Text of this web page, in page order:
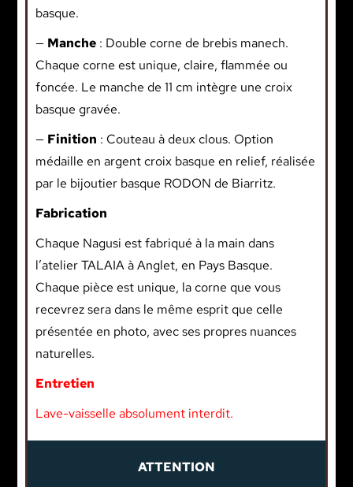
basque.
— Manche : Double corne de brebis manech.
Chaque corne est unique, claire, flammée ou
foncée. Le manche de 11 cm intègre une croix
basque gravée.
— Finition : Couteau à deux clous. Option
médaille en argent croix basque en relief, réalisée
par le bijoutier basque RODON de Biarritz.
Fabrication
Chaque Nagusi est fabriqué à la main dans
l’atelier TALAIA à Anglet, en Pays Basque.
Chaque pièce est unique, la corne que vous
recevrez sera dans le même esprit que celle
présentée en photo, avec ses propres nuances
naturelles.
Entretien
Lave-vaisselle absolument interdit.
ATTENTION